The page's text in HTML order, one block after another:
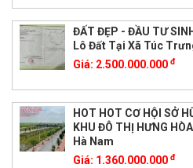
ĐẤT ĐẸP - ĐẦU TƯ
Lô Đất Tại Xã Túc
Giá: 2.500.000.000 đ
HOT HOT CƠ HỘI SỞ
KHU ĐÔ THỊ HƯNG
Hà Nam
Giá: 1.360.000.000 đ